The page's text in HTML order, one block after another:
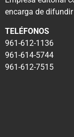
encarga de
TELÉFONOS
961-612-1136
961-614-5744
961-612-7515